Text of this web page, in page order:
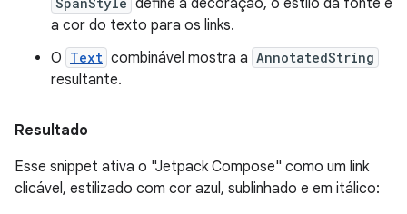
SpanStyle define a decoração, o estilo da fonte e
a cor do texto para os links.
O Text combinável mostra a AnnotatedString
resultante.
Resultado
Esse snippet ativa o "Jetpack Compose" como um link
clicável, estilizado com cor azul, sublinhado e em itálico: